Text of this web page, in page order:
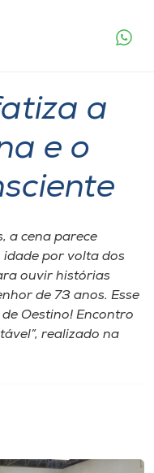
a
e o
a cena parece
idade por volta dos
ouvir histórias
de 73 anos. Esse
Oestino! Encontro
realizado na